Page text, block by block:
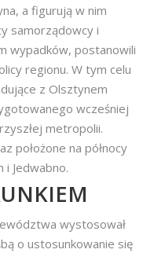
a figurują w nim
samorządowcy i
wypadków, postanowili
regionu. W tym celu
z Olsztynem
wcześniej
metropolii.
położone na północy
Jedwabno.
wystosował
o ustosunkowanie się